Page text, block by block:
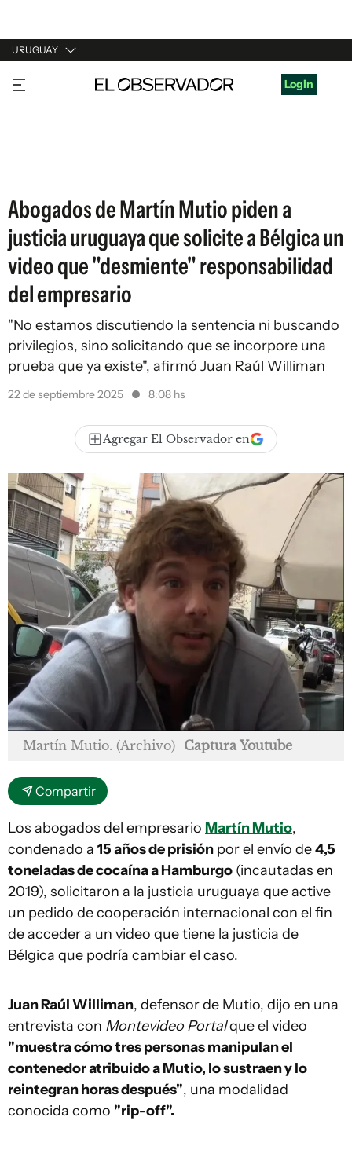
URUGUAY
URUGUAY
ARGENTINA
Login
Abogados de Martín Mutio piden a
justicia uruguaya que solicite a Bélgica un
video que "desmiente" responsabilidad
del empresario
"No estamos discutiendo la sentencia ni buscando
privilegios, sino solicitando que se incorpore una
prueba que ya existe", afirmó Juan Raúl Williman
22 de septiembre 2025 8:08 hs
Agregar El Observador en
Martín Mutio. (Archivo) Captura Youtube
Compartir
Los abogados del empresario Martín Mutio,
condenado a 15 años de prisión por el envío de4,5
toneladas de cocaína a Hamburgo (incautadas en
2019), solicitaron a la justicia uruguaya que active
un pedido de cooperación internacional con el fin
de acceder a un video que tiene la justicia de
Bélgica que podría cambiar el caso.
Juan Raúl Williman, defensor de Mutio, dijo en una
entrevista con Montevideo Portalque el video
"muestra cómo tres personas manipulan el
contenedor atribuido a Mutio, lo sustraen y lo
reintegran horas después", una modalidad
conocida como "rip-off".